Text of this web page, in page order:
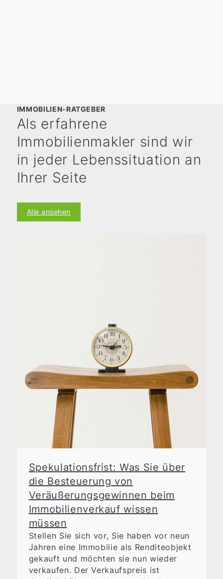
IMMOBILIEN-RATGEBER
Als erfahrene
Immobilienmakler sind wir
in jeder Lebenssituation an
Ihrer Seite
Alle ansehen
Spekulationsfrist: Was Sie über
die Besteuerung von
Veräußerungsgewinnen beim
Immobilienverkauf wissen
müssen
Stellen Sie sich vor, Sie haben vor neun
Jahren eine Immobilie als Renditeobjekt
gekauft und möchten sie nun wieder
verkaufen. Der Verkaufspreis ist